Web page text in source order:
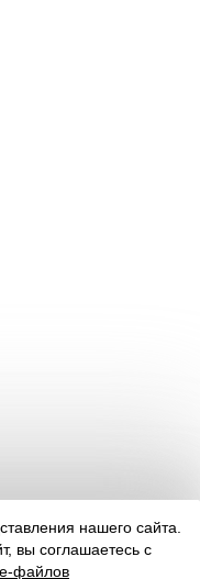
нашего сайта.
вы соглашаетесь с
файлов